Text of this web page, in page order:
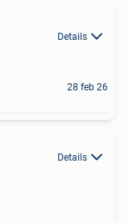
Details
28 feb 26
Details